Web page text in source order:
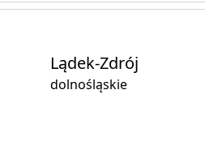
Lądek-Zdrój
dolnośląskie